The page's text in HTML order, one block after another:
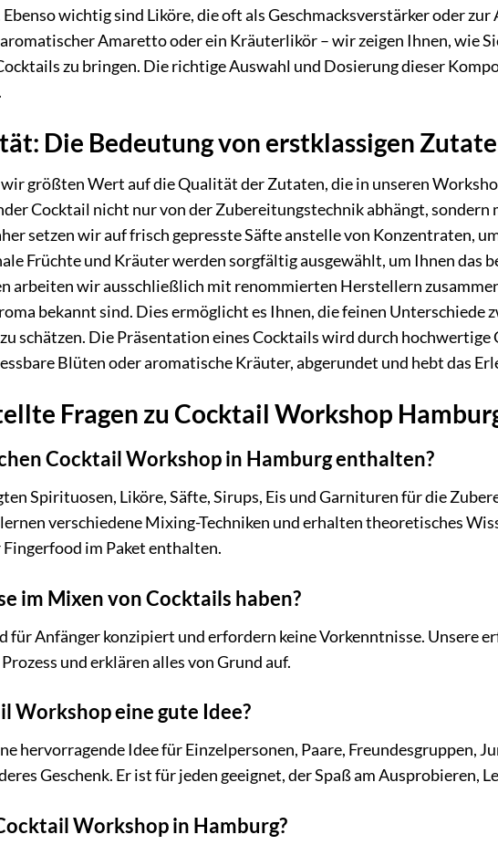
wichtig sind Liköre, die oft als Geschmacksverstärker oder
Amaretto oder ein Kräuterlikör – wir zeigen Ihnen, wie
zu bringen. Die richtige Auswahl und Dosierung dieser
Die Bedeutung von erstklassigen
größten Wert auf die Qualität der Zutaten, die in unseren
Cocktail nicht nur von der Zubereitungstechnik abhängt, sondern
setzen wir auf frisch gepresste Säfte anstelle von Konzentraten,
Früchte und Kräuter werden sorgfältig ausgewählt, um Ihnen das
arbeiten wir ausschließlich mit renommierten Herstellern
bekannt sind. Dies ermöglicht es Ihnen, die feinen Unterschiede
schätzen. Die Präsentation eines Cocktails wird durch hochwertige
Blüten oder aromatische Kräuter, abgerundet und hebt das
Fragen zu Cocktail Workshop
Cocktail Workshop in Hamburg enthalten?
Spirituosen, Liköre, Säfte, Sirups, Eis und Garnituren für die
verschiedene Mixing-Techniken und erhalten theoretisches
Fingerfood im Paket enthalten.
im Mixen von Cocktails haben?
für Anfänger konzipiert und erfordern keine Vorkenntnisse. Unsere
und erklären alles von Grund auf.
Workshop eine gute Idee?
hervorragende Idee für Einzelpersonen, Paare, Freundesgruppen,
Geschenk. Er ist für jeden geeignet, der Spaß am Ausprobieren,
Workshop in Hamburg?